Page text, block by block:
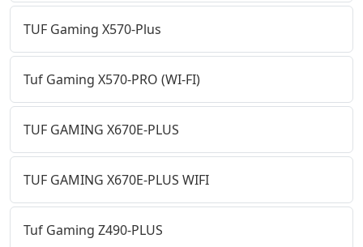
TUF Gaming X570-Plus
Tuf Gaming X570-PRO (WI-FI)
TUF GAMING X670E-PLUS
TUF GAMING X670E-PLUS WIFI
Tuf Gaming Z490-PLUS